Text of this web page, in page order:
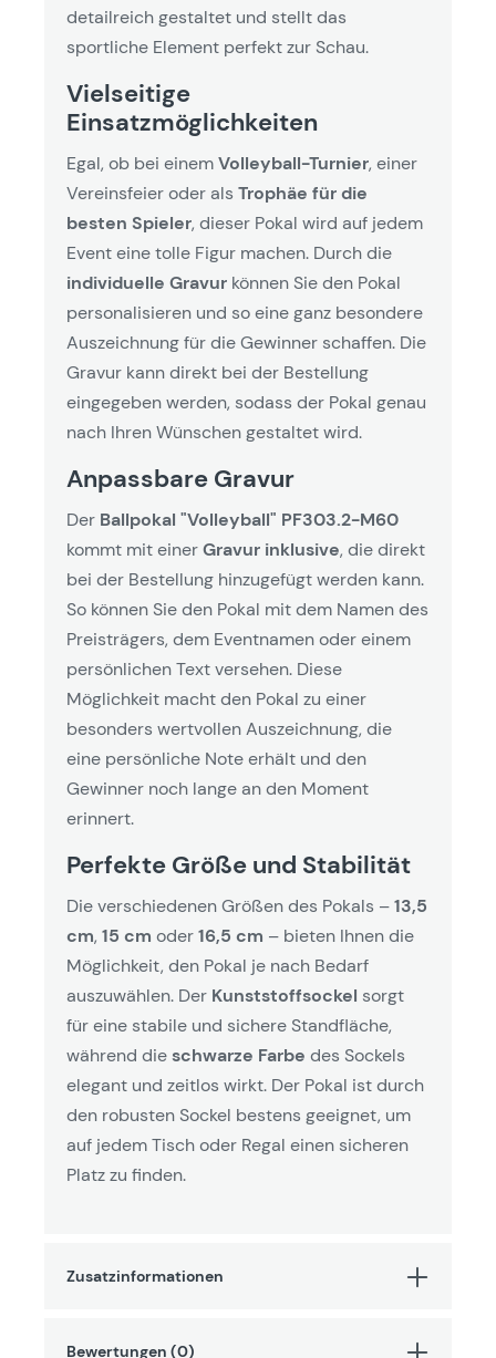
detailreich gestaltet und stellt das
sportliche Element perfekt zur Schau.
Vielseitige
Einsatzmöglichkeiten
Egal, ob bei einemVolleyball-Turnier, einer
Vereinsfeier oder als Trophäe für die
besten Spieler, dieser Pokal wird auf jedem
Event eine tolle Figur machen. Durch die
individuelle Gravur können Sie den Pokal
personalisieren und so eine ganz besondere
Auszeichnung für die Gewinner schaffen. Die
Gravur kann direkt bei der Bestellung
eingegeben werden, sodass der Pokal genau
nach Ihren Wünschen gestaltet wird.
Anpassbare Gravur
Der Ballpokal "Volleyball" PF303.2-M60
kommt mit einerGravur inklusive, die direkt
bei der Bestellung hinzugefügt werden kann.
So können Sie den Pokal mit dem Namen des
Preisträgers, dem Eventnamen oder einem
persönlichen Text versehen. Diese
Möglichkeit macht den Pokal zu einer
besonders wertvollen Auszeichnung, die
eine persönliche Note erhält und den
Gewinner noch lange an den Moment
erinnert.
Perfekte Größe und Stabilität
Die verschiedenen Größen des Pokals –13,5
cm, 15 cm oder16,5 cm – bieten Ihnen die
Möglichkeit, den Pokal je nach Bedarf
auszuwählen. Der Kunststoffsockel sorgt
für eine stabile und sichere Standfläche,
während dieschwarze Farbe des Sockels
elegant und zeitlos wirkt. Der Pokal ist durch
den robusten Sockel bestens geeignet, um
auf jedem Tisch oder Regal einen sicheren
Platz zu finden.
Zusatzinformationen
Bewertungen (0)